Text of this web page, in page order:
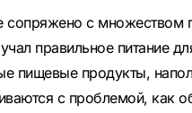
сопряжено с множеством
правильное питание
пищевые продукты,
с проблемой, как